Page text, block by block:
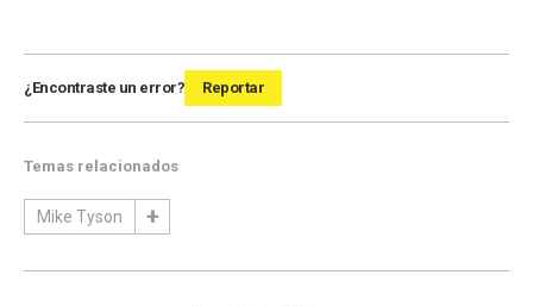
¿Encontraste un error? Reportar
Temas relacionados
Mike Tyson